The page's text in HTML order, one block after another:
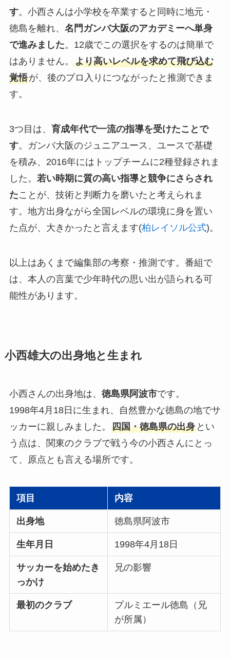
す。小西さんは小学校を卒業すると同時に地元・
徳島を離れ、 名門ガンバ大阪のアカデミーへ単身
で進みました。12歳でこの選択をするのは簡単で
はありません。 より高いレベルを求めて飛び込む
覚悟が、後のプロ入りにつながったと推測できま
す。
3つ目は、 育成年代で一流の指導を受けたことで
す。ガンバ大阪のジュニアユース、ユースで基礎
を積み、2016年にはトップチームに2種登録されま
した。 若い時期に質の高い指導と競争にさらされ
たことが、技術と判断力を磨いたと考えられま
す。地方出身ながら全国レベルの環境に身を置い
た点が、大きかったと言えます(柏レイソル公式)。
以上はあくまで編集部の考察・推測です。番組で
は、本人の言葉で少年時代の思い出が語られる可
能性があります。
小西雄大の出身地と生まれ
小西さんの出身地は、 徳島県阿波市です。
1998年4月18日に生まれ、自然豊かな徳島の地でサ
ッカーに親しみました。 四国・徳島県の出身とい
う点は、関東のクラブで戦う今の小西さんにとっ
て、原点とも言える場所です。
項目 内容
出身地 徳島県阿波市
生年月日 1998年4月18日
サッカーを始めたき
っかけ
兄の影響
最初のクラブ
プルミエール徳島（兄
が所属）